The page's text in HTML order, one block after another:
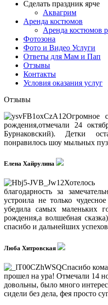
Сделать праздник ярче
Аквагрим
Аренда костюмов
Аренда костюмов
Фотозона
Фото и Видео Услуги
Ответы для Мам и Пап
Отзывы
Контакты
Условия оказания услуг
Отзывы
Огромное
рождения,отмечали 24
Бурнаковский). Детки
понравилось шоу мыльных
Елена Хайрулина
благодарность за
устроила не только
убедила самых маленьких
рождения,а волшебная
спасибо и дальнейших
Люба Хитровская
Спасибо
прошел на ура! Отмечали 14
довольны, было много
сидели без дела, фея просто